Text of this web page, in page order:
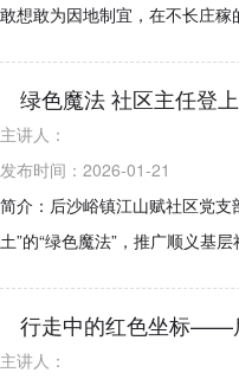
敢想敢为因地制宜，在不长庄
绿色魔法 社区主任登
主讲人：
发布时间：2026-01-21
简介：后沙峪镇江山赋社区党
土”的“绿色魔法”，推广顺义基层
行走中的红色坐标——
主讲人：